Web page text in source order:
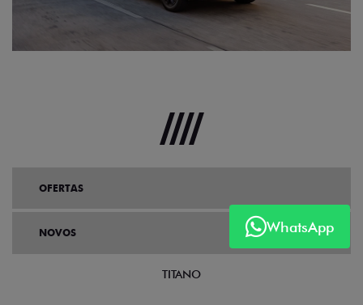
WhatsApp
OFERTAS
NOVOS
TITANO